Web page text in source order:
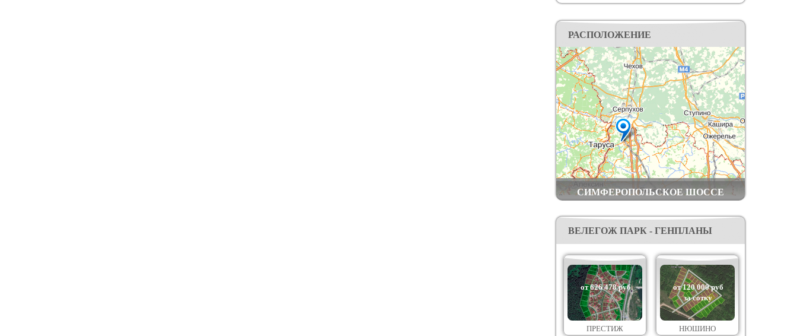
номинации «Лучший сельский ресторан 2023»
федеральной премии wellness Re Awards (бывшие
Live Organic).
Построены дороги, электрические сети,
водопровод, оптоволоконный интернет кабель,
вай-фай.
Добраться до поселка вы можете: на личном
транспорте – по Симферопольскому шоссе или
по трассе Дон, далее по хорошей
асфальтированной дороге; общественным
транспортом – электричкой Курского
направления до станции Шульгино (в 2 км от
посёлка).
РАСПОЛОЖЕНИЕ
СИМФЕРОПОЛЬСКОЕ ШОССЕ
ВЕЛЕГОЖ ПАРК - ГЕНПЛАНЫ
от 626 478 руб
ПРЕСТИЖ
от 120 000 руб
за сотку
НЮШИНО